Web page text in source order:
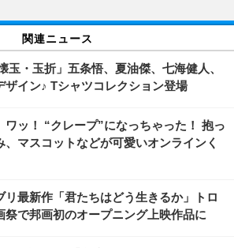
関連ニュース
玉・玉折」五条悟、夏油傑、七海健人、
ザイン♪ Tシャツコレクション登場
ワッ！ “クレープ”になっちゃった！ 抱っ
、マスコットなどが可愛いオンラインく
リ最新作「君たちはどう生きるか」トロ
祭で邦画初のオープニング上映作品に